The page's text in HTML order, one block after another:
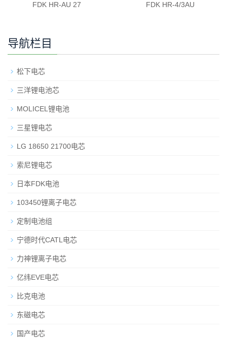
FDK HR-AU 27 FDK HR-4/3AU
导航栏目
松下电芯
三洋锂电池芯
MOLICEL锂电池
三星锂电芯
LG 18650 21700电芯
索尼锂电芯
日本FDK电池
103450锂离子电芯
定制电池组
宁德时代CATL电芯
力神锂离子电芯
亿纬EVE电芯
比克电池
东磁电芯
国产电芯